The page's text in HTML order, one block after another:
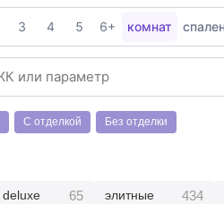
3 4 5 6+ комнат
С отделкой Без отделки
deluxe 65 элитные 434